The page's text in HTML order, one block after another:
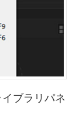
ブラリパネ